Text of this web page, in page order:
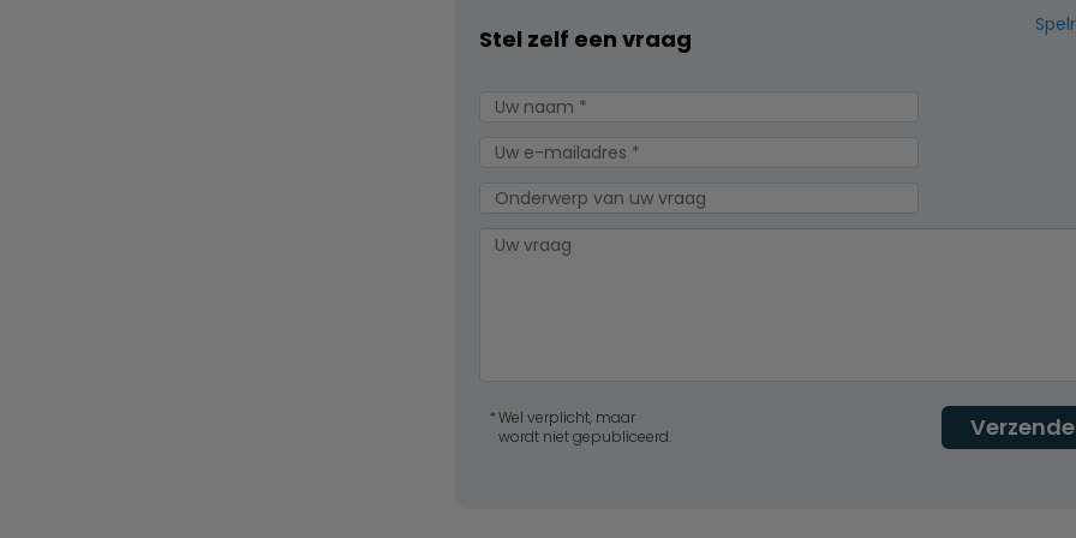
Stel zelf een vraag
Wel verplicht, maar
wordt niet gepubliceerd.